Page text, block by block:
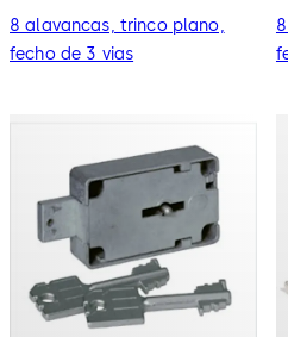
8 alavancas, trinco plano,
fecho de 3 vias